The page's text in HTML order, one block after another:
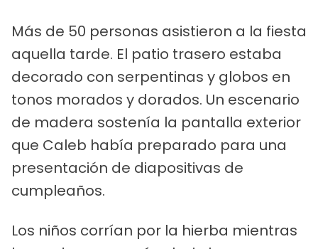
Más de 50 personas asistieron a la fiesta
aquella tarde. El patio trasero estaba
decorado con serpentinas y globos en
tonos morados y dorados. Un escenario
de madera sostenía la pantalla exterior
que Caleb había preparado para una
presentación de diapositivas de
cumpleaños.
Los niños corrían por la hierba mientras